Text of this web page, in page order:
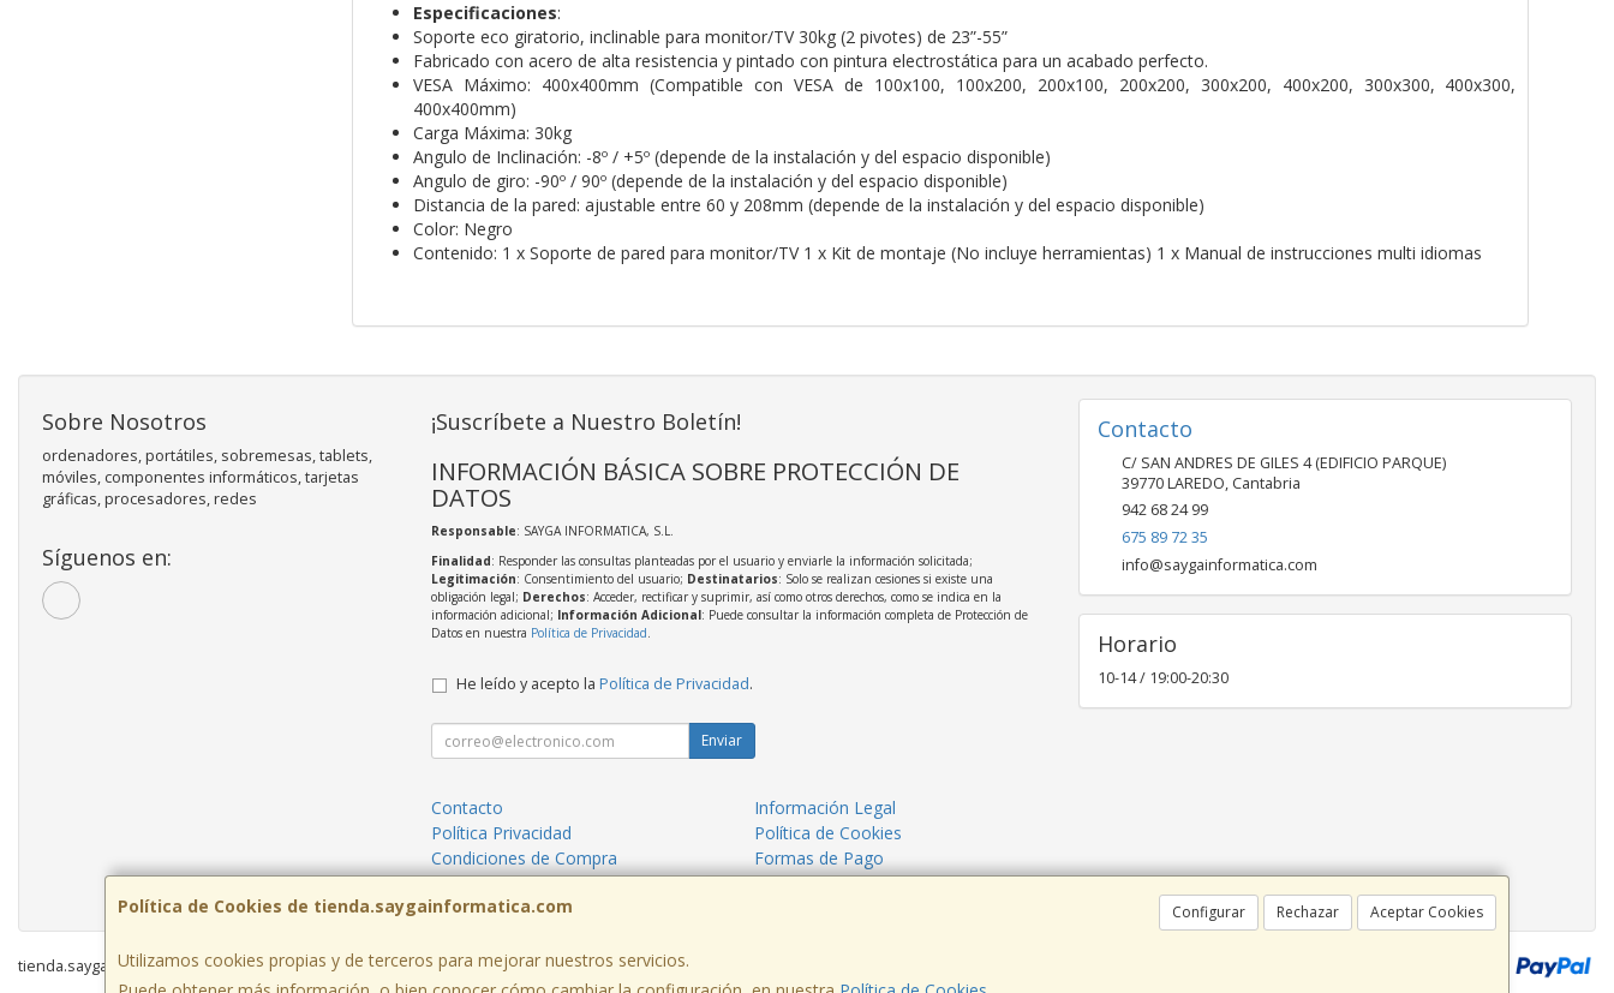
Especificaciones:
Soporte eco giratorio, inclinable para monitor/TV 30kg (2 pivotes) de 23”-55”
Fabricado con acero de alta resistencia y pintado con pintura electrostática para un acabado perfecto.
VESA Máximo: 400x400mm (Compatible con VESA de 100x100, 100x200, 200x100, 200x200, 300x200, 400x200, 300x300, 400x300,
400x400mm)
Carga Máxima: 30kg
Angulo de Inclinación: -8º / +5º (depende de la instalación y del espacio disponible)
Angulo de giro: -90º / 90º (depende de la instalación y del espacio disponible)
Distancia de la pared: ajustable entre 60 y 208mm (depende de la instalación y del espacio disponible)
Color: Negro
Contenido: 1 x Soporte de pared para monitor/TV 1 x Kit de montaje (No incluye herramientas) 1 x Manual de instrucciones multi idiomas
Política de Cookies de tienda.saygainformatica.com Configurar Rechazar Aceptar Cookies
Utilizamos cookies propias y de terceros para mejorar nuestros servicios.
Sobre Nosotros
ordenadores, portátiles, sobremesas, tablets,
móviles, componentes informáticos, tarjetas
gráficas, procesadores, redes
Síguenos en:
¡Suscríbete a Nuestro Boletín!
INFORMACIÓN BÁSICA SOBRE PROTECCIÓN DE
DATOS
Responsable: SAYGA INFORMATICA, S.L.
Finalidad: Responder las consultas planteadas por el usuario y enviarle la información solicitada;
Legitimación: Consentimiento del usuario; Destinatarios: Solo se realizan cesiones si existe una
obligación legal; Derechos: Acceder, rectificar y suprimir, así como otros derechos, como se indica en la
información adicional; Información Adicional: Puede consultar la información completa de Protección de
Datos en nuestra Política de Privacidad.
He leído y acepto la Política de Privacidad.
Enviar
Contacto
Información Legal
Política Privacidad
Política de Cookies
Condiciones de Compra
Formas de Pago
¿Quienes Somos?
Contacto
C/ SAN ANDRES DE GILES 4 (EDIFICIO PARQUE)
39770LAREDO, Cantabria
942 68 24 99
675 89 72 35
info@saygainformatica.com
Horario
10-14 / 19:00-20:30
tienda.saygainformatica.com © 2026